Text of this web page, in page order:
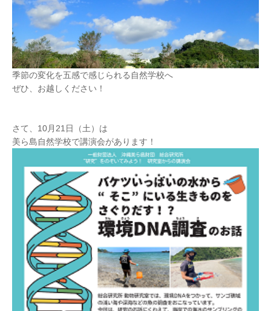
季節の変化を五感で感じられる自然学校へ
ぜひ、お越しください！
さて、10月21日（土）は
美ら島自然学校で講演会があります！